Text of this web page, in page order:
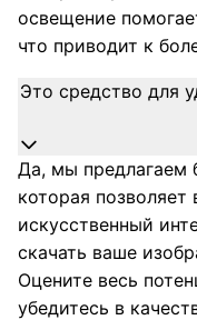
освещение
что приводит к
Это средство для
Да, мы предлагаем
которая позволяет
искусственный
скачать ваше
Оцените весь
убедитесь в